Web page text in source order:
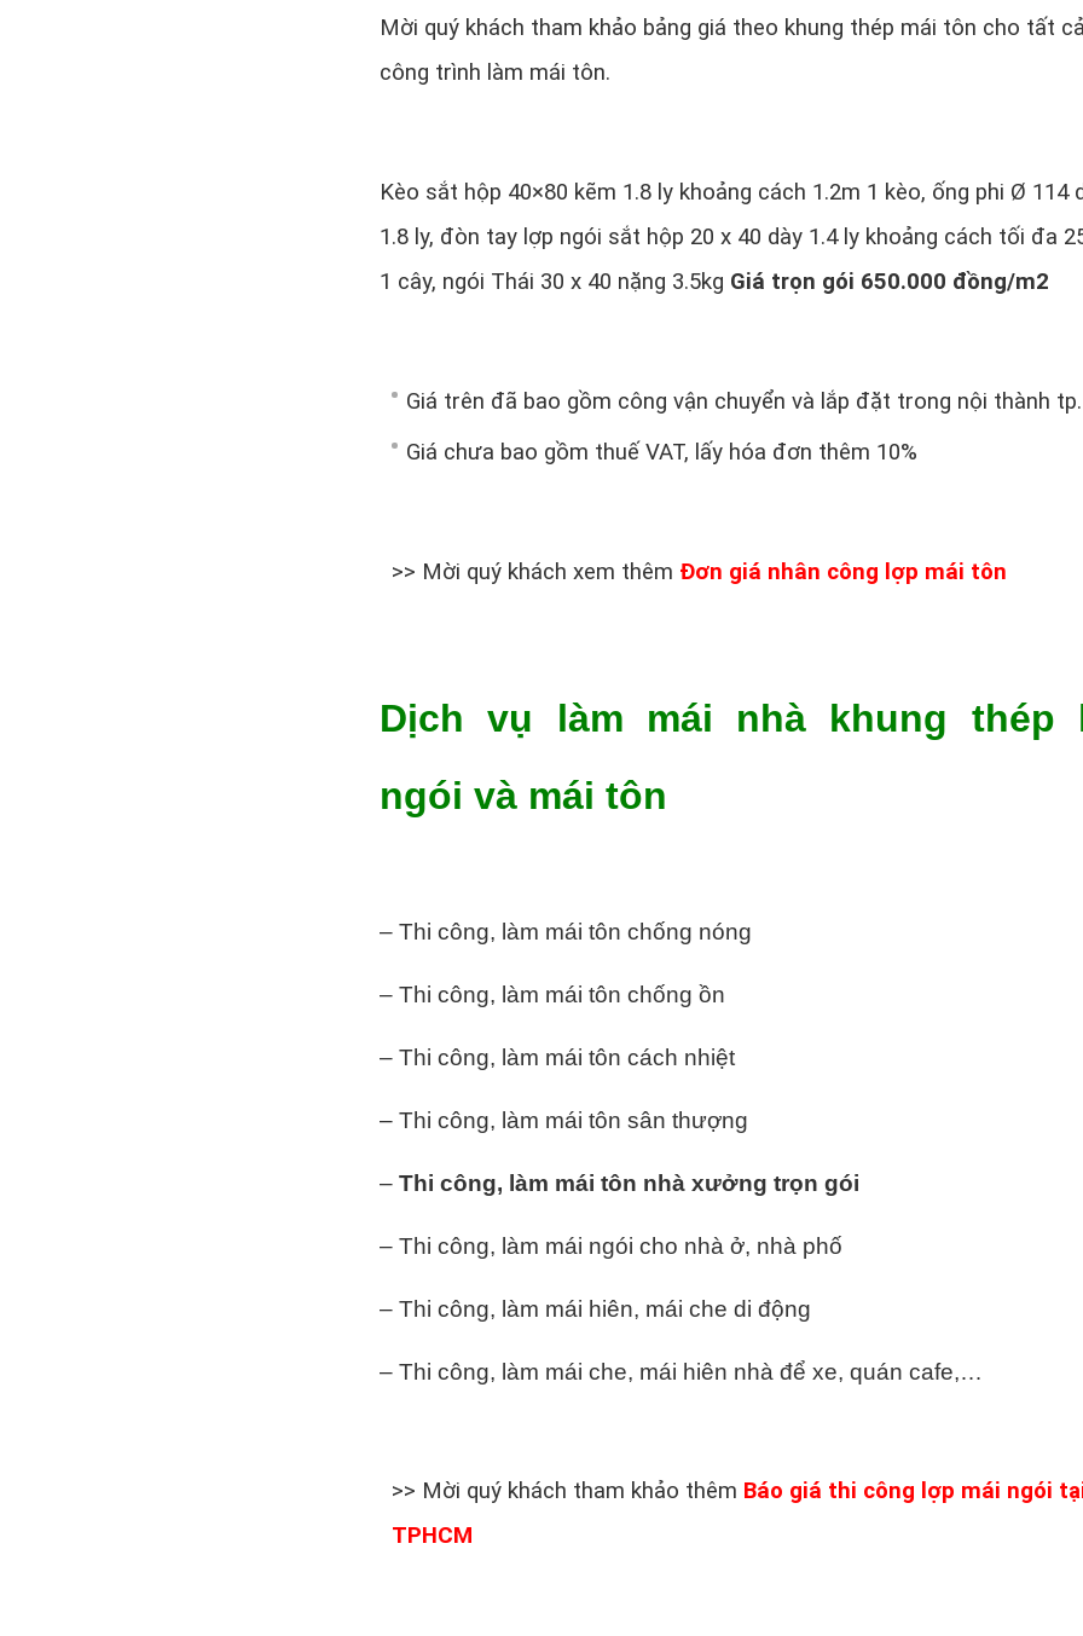
Mời quý khách tham khảo bảng giá theo khung thép mái tôn cho tất
công trình làm mái tôn.
Kèo sắt hộp 40×80 kẽm 1.8 ly khoảng cách 1.2m 1 kèo, ống phi Ø 114
1.8 ly, đòn tay lợp ngói sắt hộp 20 x 40 dày 1.4 ly khoảng cách tối đa
1 cây, ngói Thái 30 x 40 nặng 3.5kg Giá trọn gói 650.000 đồng/m2
Giá trên đã bao gồm công vận chuyển và lắp đặt trong nội thành
Giá chưa bao gồm thuế VAT, lấy hóa đơn thêm 10%
>> Mời quý khách xem thêm Đơn giá nhân công lợp mái tôn
Dịch vụ làm mái nhà khung thép
ngói và mái tôn
– Thi công, làm mái tôn chống nóng
– Thi công, làm mái tôn chống ồn
– Thi công, làm mái tôn cách nhiệt
– Thi công, làm mái tôn sân thượng
– Thi công, làm mái tôn nhà xưởng trọn gói
– Thi công, làm mái ngói cho nhà ở, nhà phố
– Thi công, làm mái hiên, mái che di động
– Thi công, làm mái che, mái hiên nhà để xe, quán cafe,…
>> Mời quý khách tham khảo thêm Báo giá thi công lợp mái ngói
TPHCM